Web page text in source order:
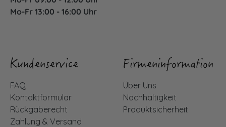
Mo-Fr 13:00 - 16:00 Uhr
Kundenservice
FAQ
Kontaktformular
Rückgaberecht
Zahlung & Versand
Firmeninformation
Über Uns
Nachhaltigkeit
Produktsicherheit